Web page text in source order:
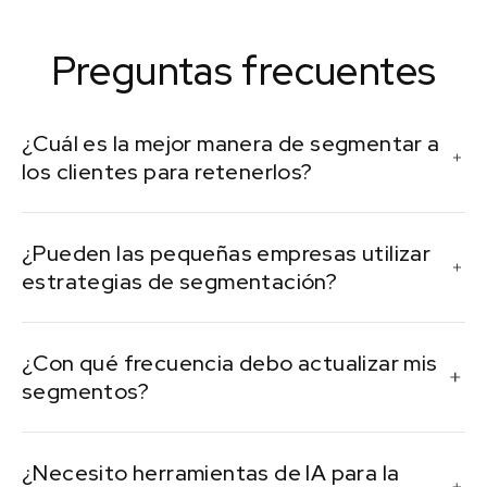
Preguntas frecuentes
¿Cuál es la mejor manera de segmentar a
los clientes para retenerlos?
vida suele ser la más eficaz para los esfuerzos de
retención.
¿Pueden las pequeñas empresas utilizar
estrategias de segmentación?
CRM esenciales admiten opciones de segmentación
sencillas.
¿Con qué frecuencia debo actualizar mis
segmentos?
trimestralmente o cuando lances campañas
¿Necesito herramientas de IA para la